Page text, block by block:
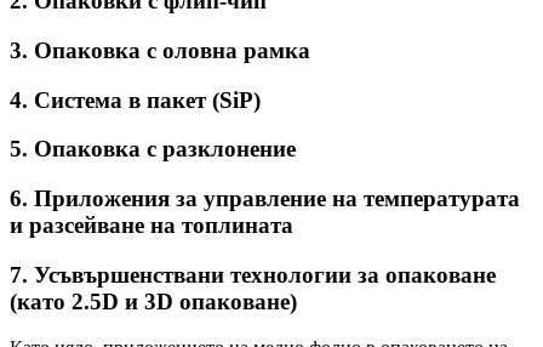
3. Опаковка с оловна рамка
4. Система в пакет (SiP)
5. Опаковка с разклонение
6. Приложения за управление на температурата
и разсейване на топлината
7. Усъвършенствани технологии за опаковане
(като 2.5D и 3D опаковане)